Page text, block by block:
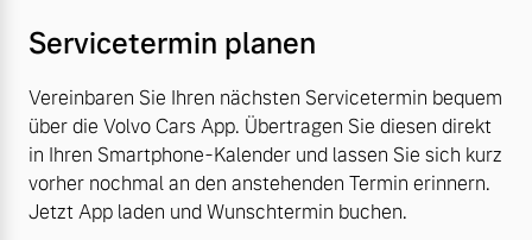
Servicetermin planen
Vereinbaren Sie Ihren nächsten Servicetermin bequem
über die Volvo Cars App. Übertragen Sie diesen direkt
in Ihren Smartphone-Kalender und lassen Sie sich kurz
vorher nochmal an den anstehenden Termin erinnern.
Jetzt App laden und Wunschtermin buchen.